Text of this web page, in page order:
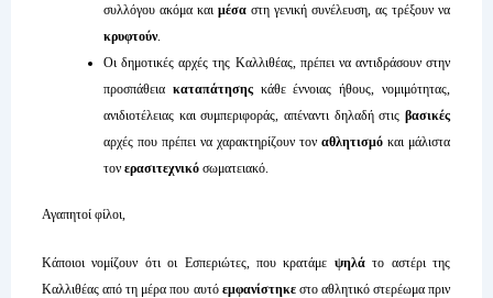
συλλόγου ακόμα καιμέσα στη γενική συνέλευση, ας τρέξουν να
κρυφτούν.
Οι δημοτικές αρχές της Καλλιθέας, πρέπει να αντιδράσουν στην
προσπάθεια καταπάτησηςκάθε έννοιας ήθους, νομιμότητας,
ανιδιοτέλειας και συμπεριφοράς, απέναντι δηλαδή στιςβασικές
αρχές που πρέπει να χαρακτηρίζουν τοναθλητισμό και μάλιστα
τον ερασιτεχνικό σωματειακό.
Αγαπητοί φίλοι,
Κάποιοι νομίζουν ότι οι Εσπεριώτες, που κρατάμε ψηλάτο αστέρι της
Καλλιθέας από τη μέρα που αυτό εμφανίστηκεστο αθλητικό στερέωμα πριν